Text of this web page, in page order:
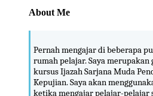
About Me
Pernah mengajar di beberapa
rumah pelajar. Saya
kursus Ijazah Sarjana Muda
Kepujian. Saya akan
ketika mengajar pelajar-pelajar